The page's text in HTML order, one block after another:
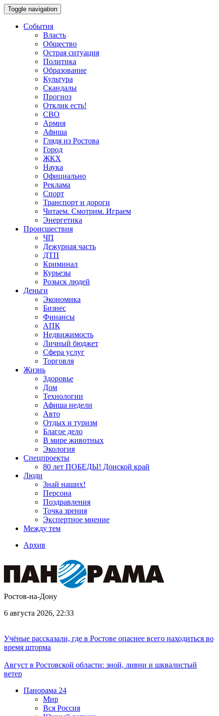
Toggle navigation
События
Власть
Общество
Острая ситуация
Политика
Образование
Культура
Скандалы
Прогноз
Отклик есть!
СВО
Армия
Афиша
Глядя из Ростова
Город
ЖКХ
Наука
Официально
Реклама
Спорт
Транспорт и дороги
Читаем. Смотрим. Играем
Энергетика
Происшествия
ЧП
Дежурная часть
ДТП
Криминал
Курьезы
Розыск людей
Деньги
Экономика
Бизнес
Финансы
АПК
Недвижимость
Личный бюджет
Сфера услуг
Торговля
Жизнь
Здоровье
Дом
Технологии
Афиша недели
Авто
Отдых и туризм
Благое дело
В мире животных
Экология
Спецпроекты
80 лет ПОБЕДЫ! Донской край
Люди
Знай наших!
Персона
Поздравления
Точка зрения
Экспертное мнение
Между тем
Архив
Ростов-на-Дону
6 августа 2026, 22:33
Учёные рассказали, где в Ростове опаснее всего находиться во
время шторма
Август в Ростовской области: зной, ливни и шквалистый
ветер
Панорама 24
Мир
Вся Россия